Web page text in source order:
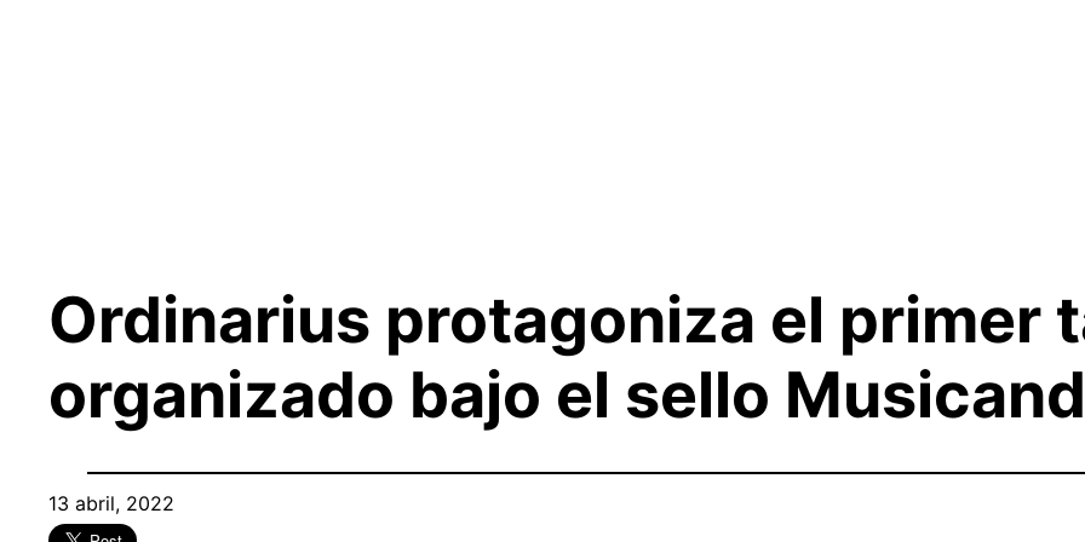
Ordinarius protagoniza el primer
organizado bajo el sello
13 abril, 2022